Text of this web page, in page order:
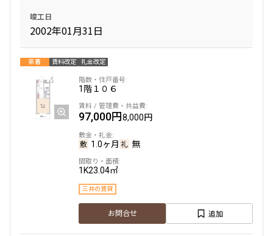
竣工日
2002年01月31日
新着 賃料改定 礼金改定
1階１０６
97,000円8,000円
1.0ヶ月 無
1K23.04㎡
三井の賃貸
お問合せ 追加